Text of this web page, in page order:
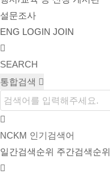
설문조사
ENG LOGIN JOIN
SEARCH
통합검색
NCKM 인기검색어
일간검색순위 주간검색순위